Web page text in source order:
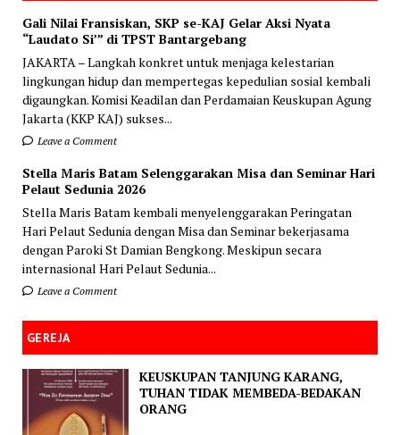
Gali Nilai Fransiskan, SKP se-KAJ Gelar Aksi Nyata
“Laudato Si’” di TPST Bantargebang
JAKARTA – Langkah konkret untuk menjaga kelestarian
lingkungan hidup dan mempertegas kepedulian sosial kembali
digaungkan. Komisi Keadilan dan Perdamaian Keuskupan Agung
Jakarta (KKP KAJ) sukses...
Leave a Comment
Stella Maris Batam Selenggarakan Misa dan Seminar Hari
Pelaut Sedunia 2026
Stella Maris Batam kembali menyelenggarakan Peringatan
Hari Pelaut Sedunia dengan Misa dan Seminar bekerjasama
dengan Paroki St Damian Bengkong. Meskipun secara
internasional Hari Pelaut Sedunia...
Leave a Comment
GEREJA
KEUSKUPAN TANJUNG KARANG,
TUHAN TIDAK MEMBEDA-BEDAKAN
ORANG